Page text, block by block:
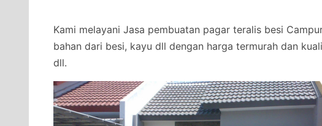
Kami melayani Jasa pembuatan pagar teralis besi
bahan dari besi, kayu dll dengan harga termurah dan
dll.